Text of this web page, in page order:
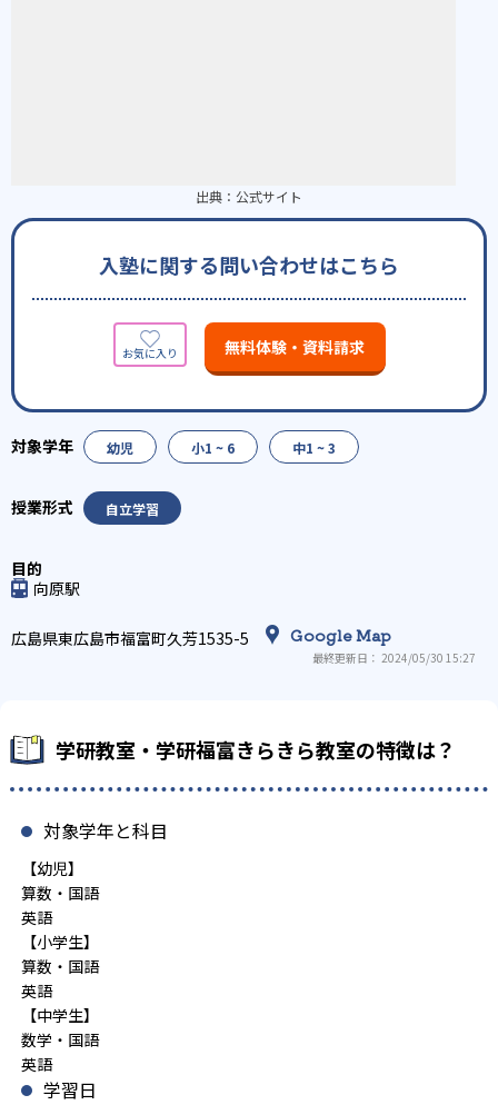
出典： 公式サイト
入塾に関する問い合わせはこちら
無料体験・資料請求
幼児 小1 ~ 6 中1 ~ 3
自立学習
向原駅
広島県東広島市福富町久芳1535-5 Google Map
最終更新日： 2024/05/30 15:27
学研教室・学研福富きらきら教室の特徴は？
対象学年と科目
【幼児】
算数・国語
英語
【小学生】
算数・国語
英語
【中学生】
数学・国語
英語
学習日